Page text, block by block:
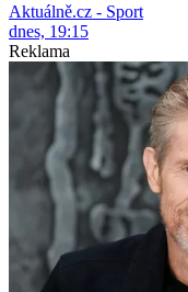
Aktuálně.cz - Sport
dnes, 19:15
Reklama